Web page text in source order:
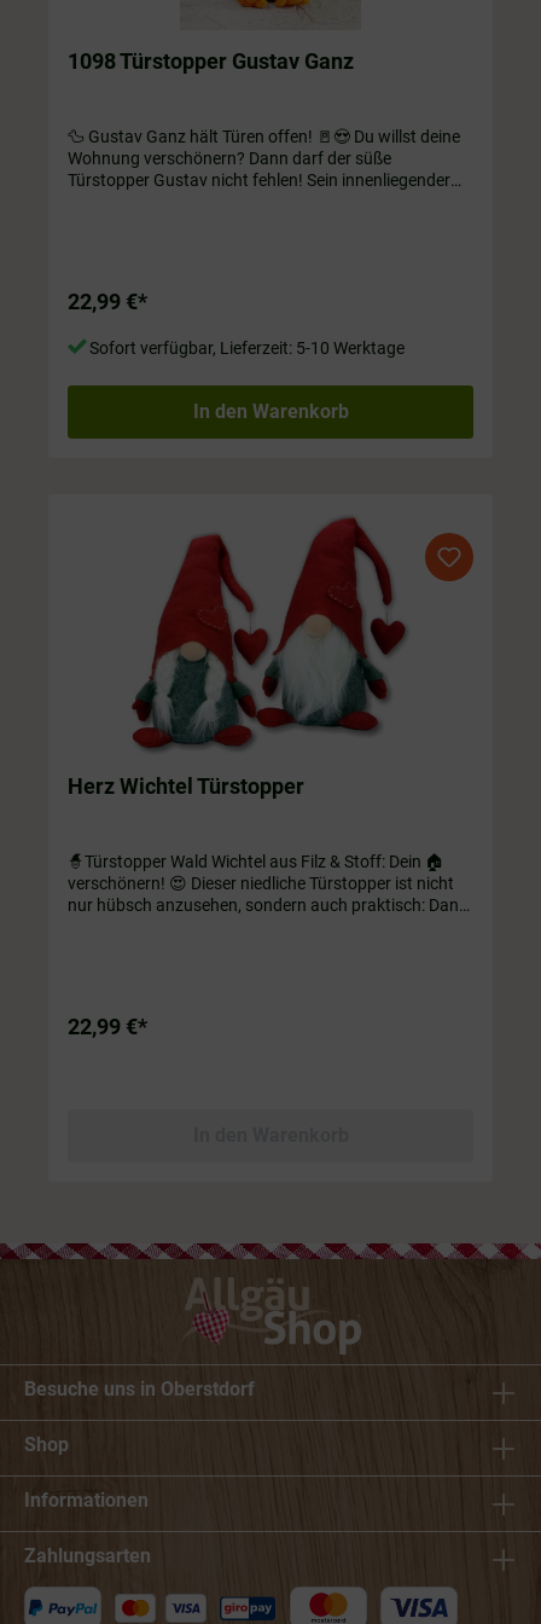
1098 Türstopper Gustav Ganz
🦆 Gustav Ganz hält Türen offen! 🚪😍 Du willst deine
Wohnung verschönern? Dann darf der süße
Türstopper Gustav nicht fehlen! Sein innenliegender
22,99 €*
Sofort verfügbar, Lieferzeit: 5-10 Werktage
In den Warenkorb
Herz Wichtel Türstopper
🧙Türstopper Wald Wichtel aus Filz & Stoff: Dein 🏠
verschönern! 😍 Dieser niedliche Türstopper ist nicht
nur hübsch anzusehen, sondern auch praktisch: Dank
Füßchen.
22,99 €*
Besuche uns in Oberstdorf
Shop
Informationen
Zahlungsarten